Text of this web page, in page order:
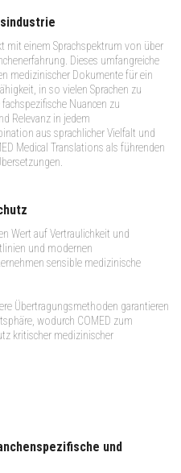
mit einem Sprachspektrum von über
Dieses umfangreiche
medizinischer Dokumente für ein
in so vielen Sprachen zu
Nuancen zu
Relevanz in jedem
aus sprachlicher Vielfalt und
Medical Translations als führenden
Wert auf Vertraulichkeit und
und modernen
sensible medizinische
Übertragungsmethoden garantieren
wodurch COMED zum
kritischer medizinischer
und